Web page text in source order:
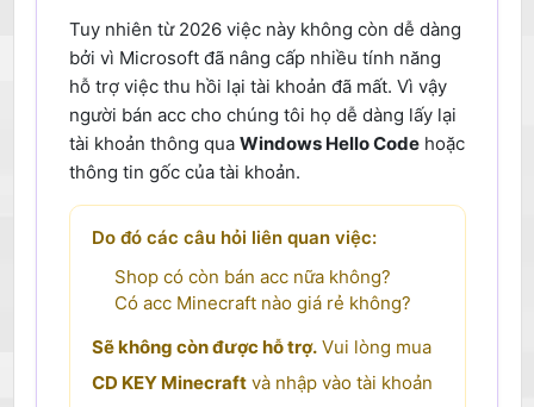
Tuy nhiên từ 2026 việc này không còn dễ dàng
bởi vì Microsoft đã nâng cấp nhiều tính năng
hỗ trợ việc thu hồi lại tài khoản đã mất. Vì vậy
người bán acc cho chúng tôi họ dễ dàng lấy lại
tài khoản thông qua Windows Hello Codehoặc
thông tin gốc của tài khoản.
Do đó các câu hỏi liên quan việc:
Shop có còn bán acc nữa không?
Có acc Minecraft nào giá rẻ không?
Sẽ không còn được hỗ trợ. Vui lòng mua
CD KEY Minecraft và nhập vào tài khoản